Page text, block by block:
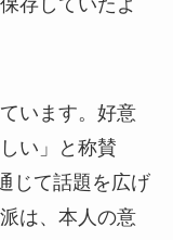
存していたよ
います。好意
い」と称賛
じて話題を広げ
は、本人の意